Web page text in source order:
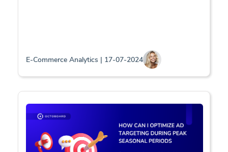
E-Commerce Analytics | 17-07-2024